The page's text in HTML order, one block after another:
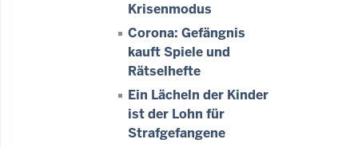
Krisenmodus
Corona: Gefängnis
kauft Spiele und
Rätselhefte
Ein Lächeln der Kinder
ist der Lohn für
Strafgefangene